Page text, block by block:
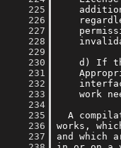
    225
    226
    227
    228
    229
    230
    231
    232
    233
    234
    235
    236
    237